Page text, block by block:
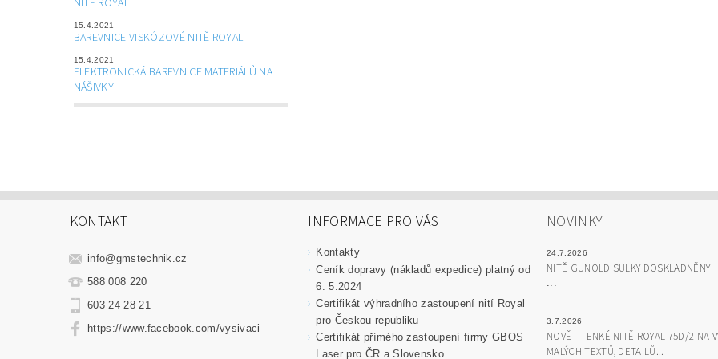
15.4.2021
BAREVNICE VISKÓZOVÉ NITĚ ROYAL
15.4.2021
ELEKTRONICKÁ BAREVNICE MATERIÁLŮ NA
NÁŠIVKY
KONTAKT
info@gmstechnik.cz
588 008 220
603 24 28 21
https://www.facebook.com/vysivaci
INFORMACE PRO VÁS
Kontakty
Ceník dopravy (nákladů expedice) platný od
6. 5.2024
Certifikát výhradního zastoupení nití Royal
pro Českou republiku
Certifikát přímého zastoupení firmy GBOS
Laser pro ČR a Slovensko
NOVINKY
24.7.2026
NITĚ GUNOLD SULKY DOSKLADNĚNY
3.7.2026
NOVĚ - TENKÉ NITĚ ROYAL 75D/2 NA
MALÝCH TEXTŮ, DETAILŮ...